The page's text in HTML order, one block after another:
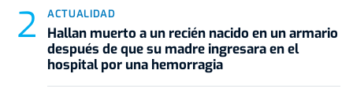
ACTUALIDAD
Hallan muerto a un recién nacido en un armario
después de que su madre ingresara en el
hospital por una hemorragia